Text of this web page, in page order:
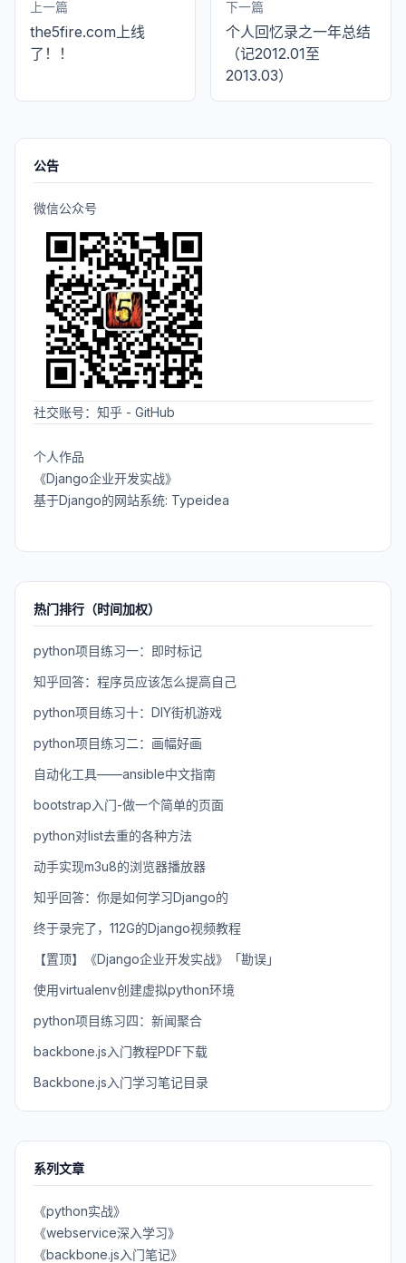
上一篇
the5fire.com上线
了！！
下一篇
个人回忆录之一年总结
（记2012.01至
2013.03）
公告
微信公众号
社交账号： 知乎 - GitHub
个人作品
《Django企业开发实战》
基于Django的网站系统: Typeidea
热门排行（时间加权）
python项目练习一：即时标记
知乎回答：程序员应该怎么提高自己
python项目练习十：DIY街机游戏
python项目练习二：画幅好画
自动化工具——ansible中文指南
bootstrap入门-做一个简单的页面
python对list去重的各种方法
动手实现m3u8的浏览器播放器
知乎回答：你是如何学习Django的
终于录完了，112G的Django视频教程
【置顶】《Django企业开发实战》「勘误」
使用virtualenv创建虚拟python环境
python项目练习四：新闻聚合
backbone.js入门教程PDF下载
Backbone.js入门学习笔记目录
系列文章
《python实战》
《webservice深入学习》
《backbone.js入门笔记》